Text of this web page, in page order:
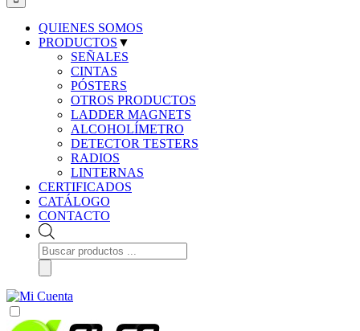
QUIENES SOMOS
PRODUCTOS ▼
SEÑALES
CINTAS
PÓSTERS
OTROS PRODUCTOS
LADDER MAGNETS
ALCOHOLÍMETRO
DETECTOR TESTERS
RADIOS
LINTERNAS
CERTIFICADOS
CATÁLOGO
CONTACTO
Búsqueda
de
productos